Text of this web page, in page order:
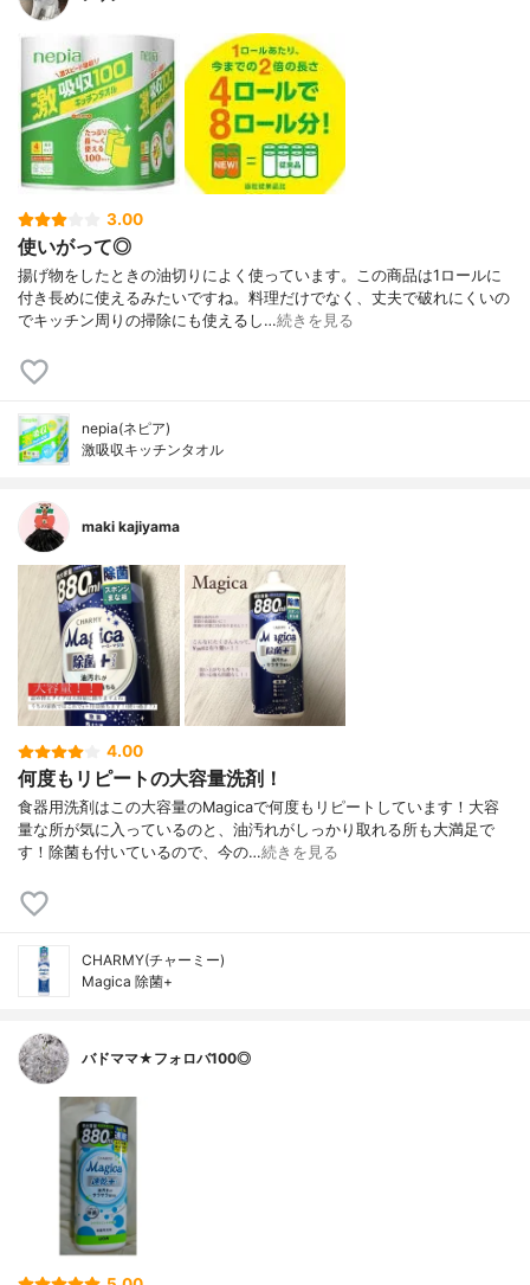
3.00
使いがって◎
揚げ物をしたときの油切りによく使っています。この商品は1ロールに
付き長めに使えるみたいですね。料理だけでなく、丈夫で破れにくいの
でキッチン周りの掃除にも使えるし…続きを見る
nepia(ネピア)
激吸収キッチンタオル
maki kajiyama
4.00
何度もリピートの大容量洗剤！
食器用洗剤はこの大容量のMagicaで何度もリピートしています！大容
量な所が気に入っているのと、油汚れがしっかり取れる所も大満足で
す！除菌も付いているので、今の…続きを見る
CHARMY(チャーミー)
Magica 除菌+
バドママ★フォロバ100◎